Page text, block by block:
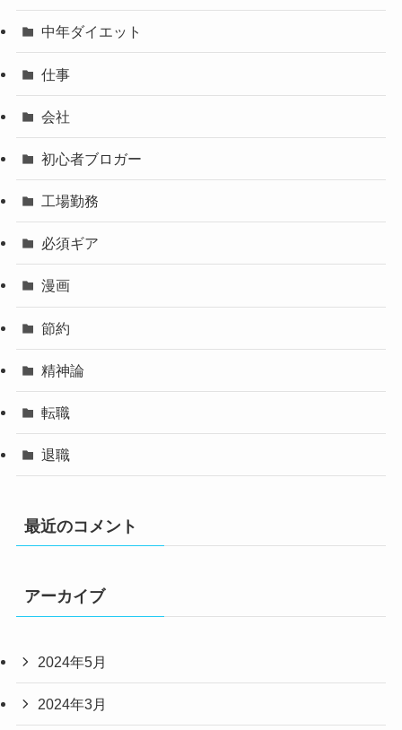
中年ダイエット
仕事
会社
初心者ブロガー
工場勤務
必須ギア
漫画
節約
精神論
転職
退職
最近のコメント
アーカイブ
2024年5月
2024年3月